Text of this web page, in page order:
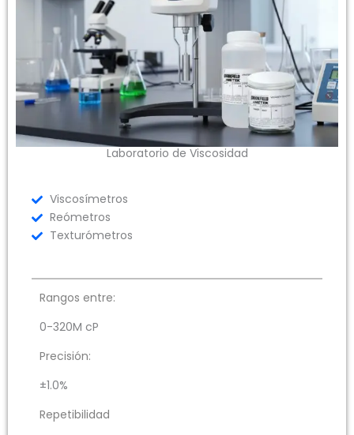
Laboratorio de Viscosidad
Viscosímetros
Reómetros
Texturómetros
Rangos entre:
0-320M cP
Precisión:
±1.0%
Repetibilidad